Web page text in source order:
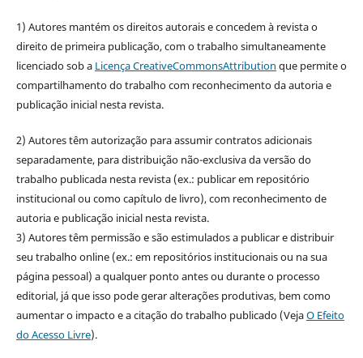
1) Autores mantém os direitos autorais e concedem à revista o
direito de primeira publicação, com o trabalho simultaneamente
licenciado sob a Licença CreativeCommonsAttribution que permite o
compartilhamento do trabalho com reconhecimento da autoria e
publicação inicial nesta revista.
2) Autores têm autorização para assumir contratos adicionais
separadamente, para distribuição não-exclusiva da versão do
trabalho publicada nesta revista (ex.: publicar em repositório
institucional ou como capítulo de livro), com reconhecimento de
autoria e publicação inicial nesta revista.
3) Autores têm permissão e são estimulados a publicar e distribuir
seu trabalho online (ex.: em repositórios institucionais ou na sua
página pessoal) a qualquer ponto antes ou durante o processo
editorial, já que isso pode gerar alterações produtivas, bem como
aumentar o impacto e a citação do trabalho publicado (VejaO Efeito
do Acesso Livre).